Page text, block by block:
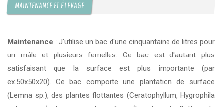
MAINTENANCE ET ÉLEVAGE
Maintenance :J'utilise un bac d'une cinquantaine de litres pour
un mâle et plusieurs femelles. Ce bac est d'autant plus
satisfaisant que la surface est plus importante (par
ex.50x50x20). Ce bac comporte une plantation de surface
(Lemna sp.), des plantes flottantes (Ceratophyllum, Hygrophila